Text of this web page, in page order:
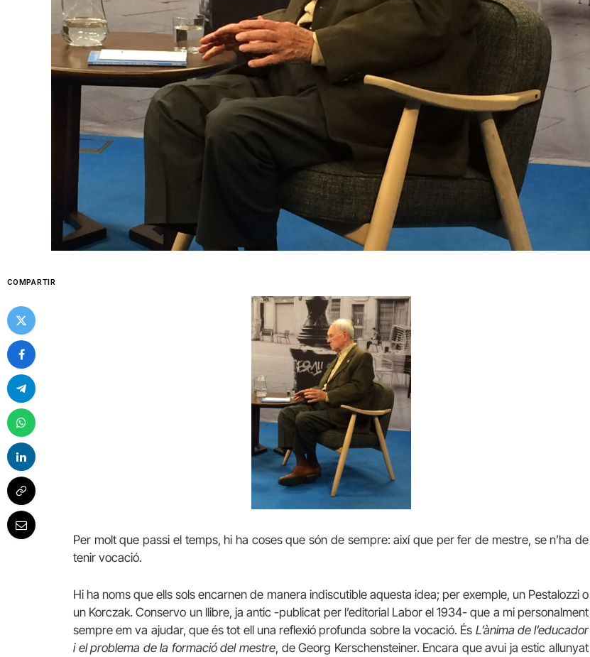
COMPARTIR
Per molt que passi el temps, hi ha coses que són de sempre: així que per fer de mestre, se n’ha de
tenir vocació.
Hi ha noms que ells sols encarnen de manera indiscutible aquesta idea; per exemple, un Pestalozzi o
un Korczak. Conservo un llibre, ja antic -publicat per l’editorial Labor el 1934- que a mi personalment
sempre em va ajudar, que és tot ell una reflexió profunda sobre la vocació. És L’ànima de l’educador
i el problema de la formació del mestre, de Georg Kerschensteiner. Encara que avui ja estic allunyat